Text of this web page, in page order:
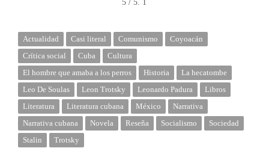
5 / 5. 1
Actualidad Casi literal Comunismo
Coyoacán
Crítica social
Cuba
Cultura
El hombre que amaba a los perros
Historia
La hecatombe
Leo De Soulas
Leon Trotsky Leonardo Padura
Libros
Literatura
Literatura cubana México
Narrativa
Narrativa cubana
Novela Reseña Socialismo
Sociedad
Stalin
Trotsky